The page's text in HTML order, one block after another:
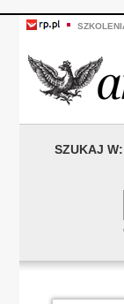
SZUKAJ W: